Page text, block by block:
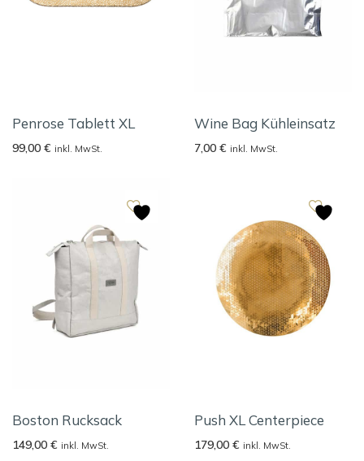
Penrose Tablett XL
99,00 € inkl. MwSt.
Wine Bag Kühleinsatz
7,00 € inkl. MwSt.
Boston Rucksack
149,00 € inkl. MwSt.
Push XL Centerpiece
179,00 € inkl. MwSt.